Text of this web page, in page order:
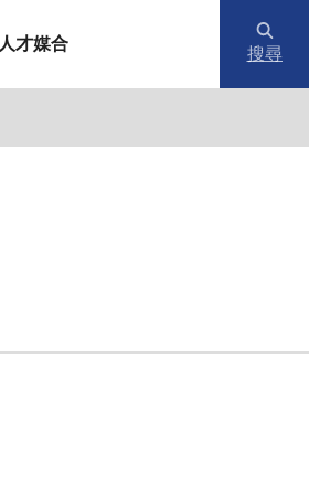
才媒合
搜尋